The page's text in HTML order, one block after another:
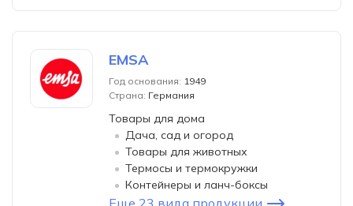
EMSA
Год основания: 1949
Страна: Германия
Товары для дома
Дача, сад и огород
Товары для животных
Термосы и термокружки
Контейнеры и ланч-боксы
Еще 23 вида продукции